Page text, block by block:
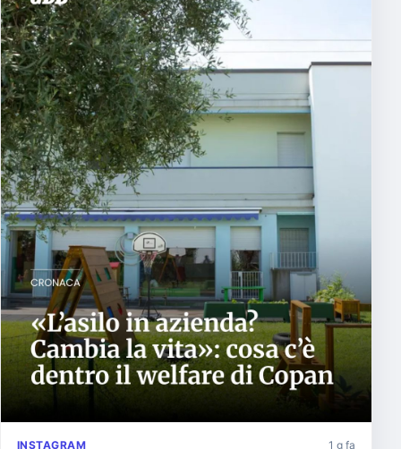
INSTAGRAM 1 g fa